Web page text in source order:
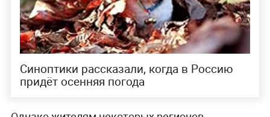
Синоптики рассказали, когда в Россию
придёт осенняя погода